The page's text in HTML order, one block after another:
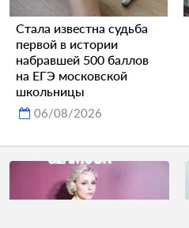
Стала известна судьба
первой в истории
набравшей 500 баллов
на ЕГЭ московской
школьницы
06/08/2026